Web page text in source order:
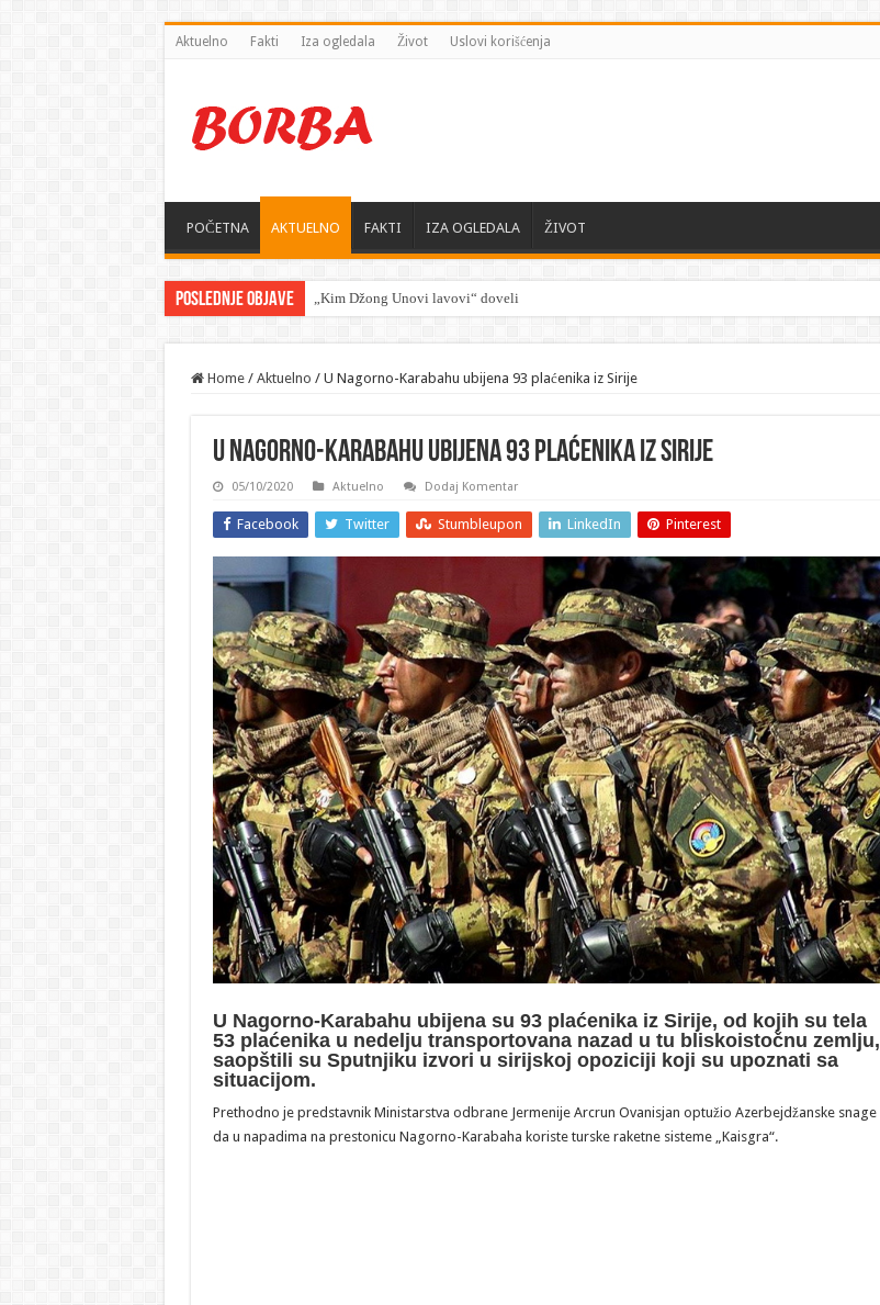
Aktuelno Fakti Iza ogledala Život Uslovi korišćenja
POČETNA AKTUELNO FAKTI IZA OGLEDALA ŽIVOT
Poslednje objave „Kim Džong Unovi lavovi“ doveli Kijev, na kolena — mape su otkrivene…
Home / Aktuelno / U Nagorno-Karabahu ubijena 93 plaćenika iz Sirije
U Nagorno-Karabahu ubijena 93 plaćenika iz Sirije
05/10/2020 Aktuelno Dodaj Komentar
Facebook Twitter Stumbleupon LinkedIn Pinterest
U Nagorno-Karabahu ubijena su 93 plaćenika iz Sirije, od kojih su tela
53 plaćenika u nedelju transportovana nazad u tu bliskoistočnu zemlju,
saopštili su Sputnjiku izvori u sirijskoj opoziciji koji su upoznati sa
situacijom.
Prethodno je predstavnik Ministarstva odbrane Jermenije Arcrun Ovanisjan optužio Azerbejdžanske snage
da u napadima na prestonicu Nagorno-Karabaha koriste turske raketne sisteme „Kaisgra“.